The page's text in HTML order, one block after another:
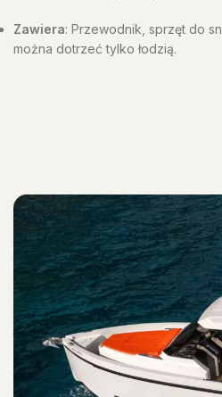
Zawiera: Przewodnik, sprzęt do
można dotrzeć tylko łodzią.